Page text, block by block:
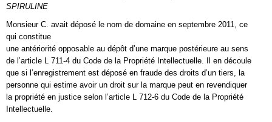
SPIRULINE
Monsieur C. avait déposé le nom de domaine en septembre 2011, ce
qui constitue
une antériorité opposable au dépôt d’une marque postérieure au sens
de l’article L 711-4 du Code de la Propriété Intellectuelle. Il en découle
que si l’enregistrement est déposé en fraude des droits d’un tiers, la
personne qui estime avoir un droit sur la marque peut en revendiquer
la propriété en justice selon l’article L 712-6 du Code de la Propriété
Intellectuelle.